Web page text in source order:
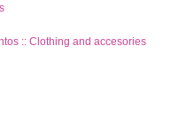
:: Clothing and accesories